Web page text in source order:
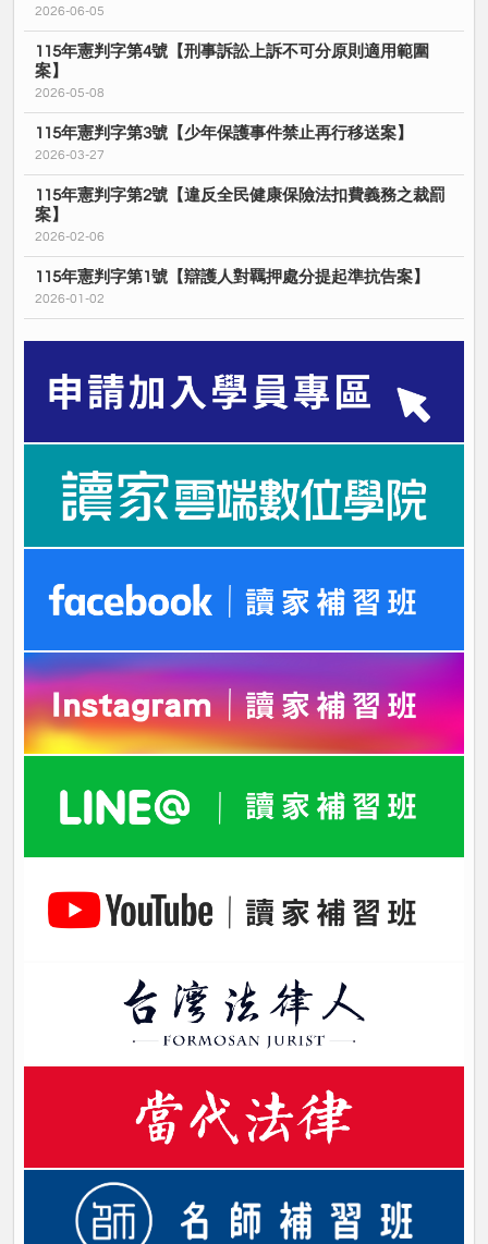
2026-06-05
115年憲判字第4號【刑事訴訟上訴不可分原則適用範圍
案】
2026-05-08
115年憲判字第3號【少年保護事件禁止再行移送案】
2026-03-27
115年憲判字第2號【違反全民健康保險法扣費義務之裁罰
案】
2026-02-06
115年憲判字第1號【辯護人對羈押處分提起準抗告案】
2026-01-02